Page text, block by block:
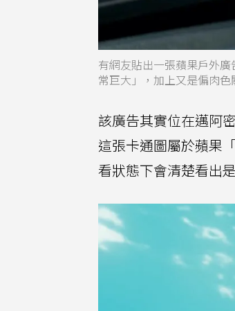
有網友貼出一張蘋果戶外
常巨大」，加上又是偏肉
該廣告其實位在邁阿
這張卡通圖屬於蘋果
看狀態下會清楚看出